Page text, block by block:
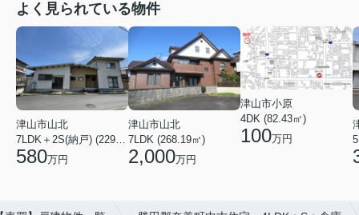
よく見られている物件
津山市山北
7LDK＋2S(納戸) (229.01㎡)
580万円
津山市山北
7LDK (268.19㎡)
2,000万円
津山市小原
4DK (82.43㎡)
100万円